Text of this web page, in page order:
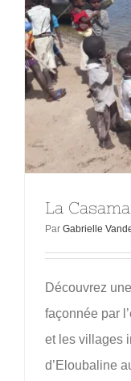
La
Par Gabrielle
Découvrez
façonnée par
et les villages
d’Eloubaline